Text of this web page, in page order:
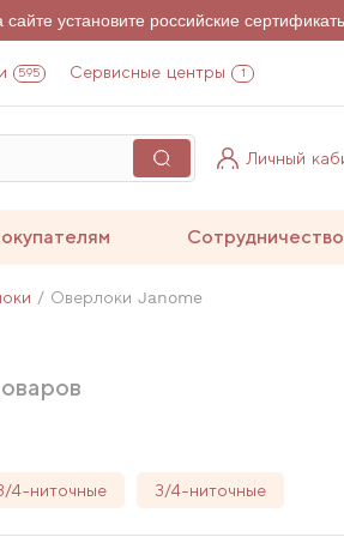
сайте установите российские
595 Сервисные центры 1
Личный
Сотрудничество
Оверлоки Janome
4-ниточные 3/4-ниточные